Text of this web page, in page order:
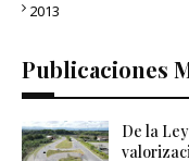
2013
Publicaciones
De la